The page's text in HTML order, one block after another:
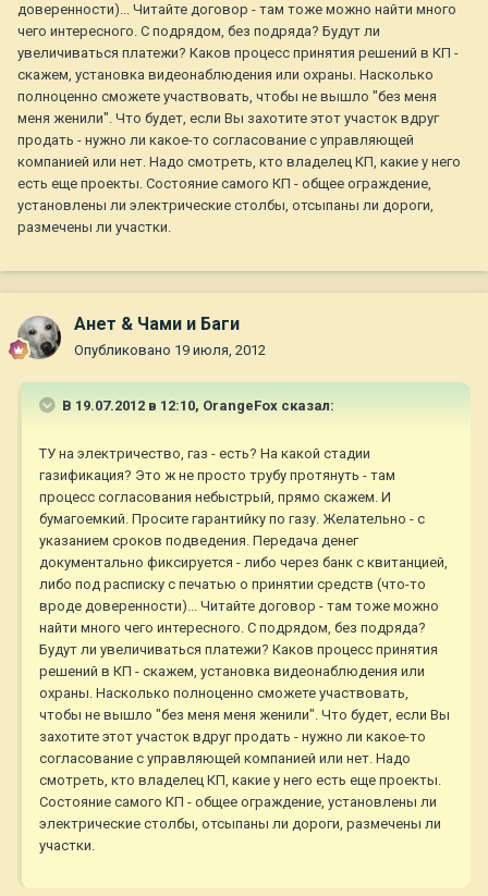
доверенности)... Читайте договор - там тоже можно найти много
чего интересного. С подрядом, без подряда? Будут ли
увеличиваться платежи? Каков процесс принятия решений в КП -
скажем, установка видеонаблюдения или охраны. Насколько
полноценно сможете участвовать, чтобы не вышло "без меня
меня женили". Что будет, если Вы захотите этот участок вдруг
продать - нужно ли какое-то согласование с управляющей
компанией или нет. Надо смотреть, кто владелец КП, какие у него
есть еще проекты. Состояние самого КП - общее ограждение,
установлены ли электрические столбы, отсыпаны ли дороги,
размечены ли участки.
Анет & Чами и Баги
Опубликовано 19 июля, 2012
В 19.07.2012 в 12:10, OrangeFox сказал:
ТУ на электричество, газ - есть? На какой стадии
газификация? Это ж не просто трубу протянуть - там
процесс согласования небыстрый, прямо скажем. И
бумагоемкий. Просите гарантийку по газу. Желательно - с
указанием сроков подведения. Передача денег
документально фиксируется - либо через банк с квитанцией,
либо под расписку с печатью о принятии средств (что-то
вроде доверенности)... Читайте договор - там тоже можно
найти много чего интересного. С подрядом, без подряда?
Будут ли увеличиваться платежи? Каков процесс принятия
решений в КП - скажем, установка видеонаблюдения или
охраны. Насколько полноценно сможете участвовать,
чтобы не вышло "без меня меня женили". Что будет, если Вы
захотите этот участок вдруг продать - нужно ли какое-то
согласование с управляющей компанией или нет. Надо
смотреть, кто владелец КП, какие у него есть еще проекты.
Состояние самого КП - общее ограждение, установлены ли
электрические столбы, отсыпаны ли дороги, размечены ли
участки.